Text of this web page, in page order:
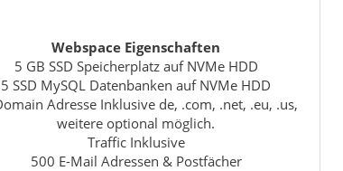
Webspace Eigenschaften
5 GB SSD Speicherplatz auf NVMe HDD
5 SSD MySQL Datenbanken auf NVMe HDD
Adresse Inklusive de, .com, .net, .eu, .us,
weitere optional möglich.
Traffic Inklusive
500 E-Mail Adressen & Postfächer